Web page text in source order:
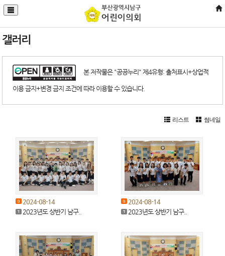
갤러리
본 저작물은 "공공누리" 제4유형: 출처표시+상업적
이용 금지+변경 금지 조건에 따라 이용할 수 있습니다.
리스트 썸네일
2024-08-14
2023년도 상반기 남구..
2024-08-14
2023년도 상반기 남구..